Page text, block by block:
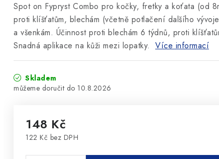
Spot on Fypryst Combo pro kočky, fretky a koťata (od
proti klíšťatům, blechám (včetně potlačení dalšího
a všenkám. Účinnost proti blechám 6 týdnů, proti
Snadná aplikace na kůži mezi lopatky. Více informací
Skladem
10.8.2026
148 Kč
122 Kč bez DPH